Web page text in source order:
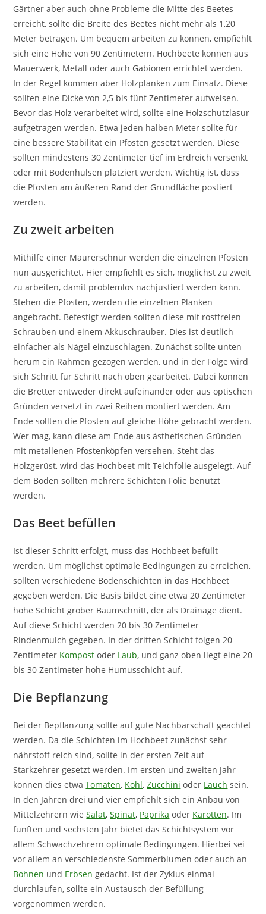
Gärtner aber auch ohne Probleme die Mitte des Beetes
erreicht, sollte die Breite des Beetes nicht mehr als 1,20
Meter betragen. Um bequem arbeiten zu können, empfiehlt
sich eine Höhe von 90 Zentimetern. Hochbeete können aus
Mauerwerk, Metall oder auch Gabionen errichtet werden.
In der Regel kommen aber Holzplanken zum Einsatz. Diese
sollten eine Dicke von 2,5 bis fünf Zentimeter aufweisen.
Bevor das Holz verarbeitet wird, sollte eine Holzschutzlasur
aufgetragen werden. Etwa jeden halben Meter sollte für
eine bessere Stabilität ein Pfosten gesetzt werden. Diese
sollten mindestens 30 Zentimeter tief im Erdreich versenkt
oder mit Bodenhülsen platziert werden. Wichtig ist, dass
die Pfosten am äußeren Rand der Grundfläche postiert
werden.
Zu zweit arbeiten
Mithilfe einer Maurerschnur werden die einzelnen Pfosten
nun ausgerichtet. Hier empfiehlt es sich, möglichst zu zweit
zu arbeiten, damit problemlos nachjustiert werden kann.
Stehen die Pfosten, werden die einzelnen Planken
angebracht. Befestigt werden sollten diese mit rostfreien
Schrauben und einem Akkuschrauber. Dies ist deutlich
einfacher als Nägel einzuschlagen. Zunächst sollte unten
herum ein Rahmen gezogen werden, und in der Folge wird
sich Schritt für Schritt nach oben gearbeitet. Dabei können
die Bretter entweder direkt aufeinander oder aus optischen
Gründen versetzt in zwei Reihen montiert werden. Am
Ende sollten die Pfosten auf gleiche Höhe gebracht werden.
Wer mag, kann diese am Ende aus ästhetischen Gründen
mit metallenen Pfostenköpfen versehen. Steht das
Holzgerüst, wird das Hochbeet mit Teichfolie ausgelegt. Auf
dem Boden sollten mehrere Schichten Folie benutzt
werden.
Das Beet befüllen
Ist dieser Schritt erfolgt, muss das Hochbeet befüllt
werden. Um möglichst optimale Bedingungen zu erreichen,
sollten verschiedene Bodenschichten in das Hochbeet
gegeben werden. Die Basis bildet eine etwa 20 Zentimeter
hohe Schicht grober Baumschnitt, der als Drainage dient.
Auf diese Schicht werden 20 bis 30 Zentimeter
Rindenmulch gegeben. In der dritten Schicht folgen 20
Zentimeter Kompost oder Laub, und ganz oben liegt eine 20
bis 30 Zentimeter hohe Humusschicht auf.
Die Bepflanzung
Bei der Bepflanzung sollte auf gute Nachbarschaft geachtet
werden. Da die Schichten im Hochbeet zunächst sehr
nährstoff reich sind, sollte in der ersten Zeit auf
Starkzehrer gesetzt werden. Im ersten und zweiten Jahr
können dies etwaTomaten, Kohl,Zucchini oder Lauch sein.
In den Jahren drei und vier empfiehlt sich ein Anbau von
Mittelzehrern wieSalat,Spinat, Paprika oder Karotten. Im
fünften und sechsten Jahr bietet das Schichtsystem vor
allem Schwachzehrern optimale Bedingungen. Hierbei sei
vor allem an verschiedenste Sommerblumen oder auch an
Bohnen und Erbsen gedacht. Ist der Zyklus einmal
durchlaufen, sollte ein Austausch der Befüllung
vorgenommen werden.